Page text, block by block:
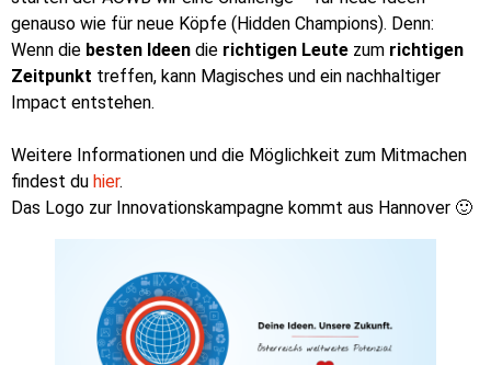
genauso wie für neue Köpfe (Hidden Champions). Denn:
Wenn die besten Ideen die richtigen Leute zum richtigen
Zeitpunkt treffen, kann Magisches und ein nachhaltiger
Impact entstehen.
Weitere Informationen und die Möglichkeit zum Mitmachen
findest du hier.
Das Logo zur Innovationskampagne kommt aus Hannover 🙂